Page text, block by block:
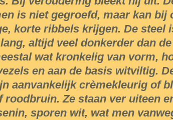
is niet gegroefd, maar kan bij
korte ribbels krijgen. De steel
altijd veel donkerder dan
wat kronkelig van vorm,
en aan de basis witviltig.
aanvankelijk crèmekleurig of
roodbruin. Ze staan ver uiteen
sporen wit, wat men